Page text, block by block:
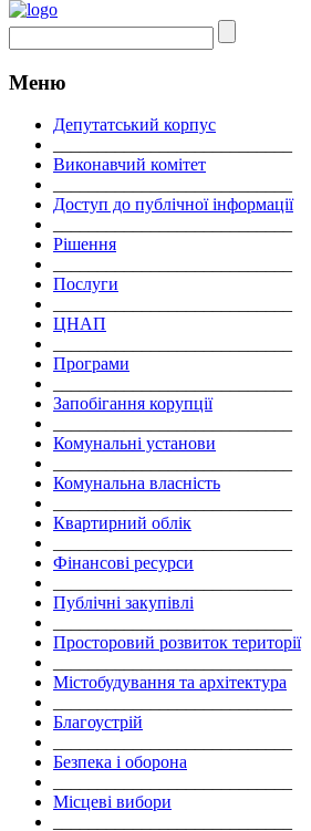
Меню
Депутатський корпус
Виконавчий комітет
Доступ до публічної інформації
Рішення
Послуги
ЦНАП
Програми
Запобігання корупції
Комунальні установи
Комунальна власність
Квартирний облік
Фінансові ресурси
Публічні закупівлі
Просторовий розвиток території
Містобудування та архітектура
Благоустрій
Безпека і оборона
Місцеві вибори